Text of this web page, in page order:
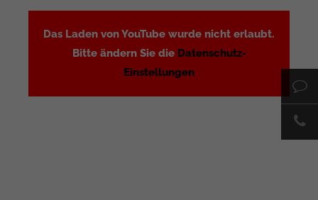
Das Laden von YouTube wurde nicht erlaubt.
Bitte ändern Sie die Datenschutz-
Einstellungen